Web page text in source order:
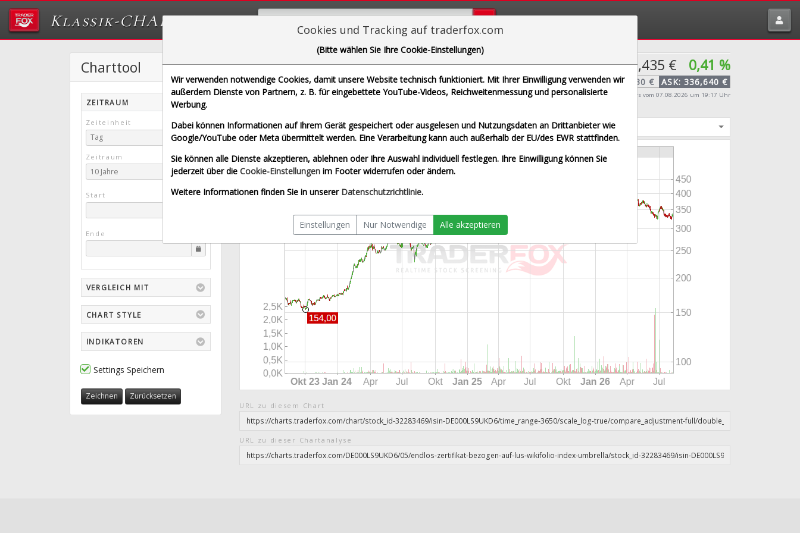
Klassik-CHARTTOOL
Endlos-Zertifikat bezogen auf LUS Wikifolio-Index
UMBRELLA
[WKN LS9UKD | ISIN DE000LS9UKD6]
335,435 € 0,41 %
BID:334,230 € ASK:336,640 €
Echtzeit-Aktienkurs vom 07.08.2026 um 19:17 Uhr
Börse Stuttgart Splitbereinigt
URL zu diesem Chart
URL zu dieser Chartanalyse
Charttool
ZEITRAUM
Zeiteinheit
Tag
Zeitraum
10 Jahre
Start
Ende
VERGLEICH MIT
CHART STYLE
INDIKATOREN
Settings Speichern
Zeichnen Zurücksetzen
Cookies und Tracking auf traderfox.com
(Bitte wählen Sie Ihre Cookie-Einstellungen)
Wir verwenden notwendige Cookies, damit unsere Website technisch funktioniert. Mit Ihrer Einwilligung verwenden wir
außerdem Dienste von Partnern, z. B. für eingebettete YouTube-Videos, Reichweitenmessung und personalisierte
Werbung.
Dabei können Informationen auf Ihrem Gerät gespeichert oder ausgelesen und Nutzungsdaten an Drittanbieter wie
Google/YouTube oder Meta übermittelt werden. Eine Verarbeitung kann auch außerhalb der EU/des EWR stattfinden.
Sie können alle Dienste akzeptieren, ablehnen oder Ihre Auswahl individuell festlegen. Ihre Einwilligung können Sie
jederzeit über die Cookie-Einstellungen im Footer widerrufen oder ändern.
Weitere Informationen finden Sie in unserer Datenschutzrichtlinie.
Einstellungen Nur Notwendige Alle akzeptieren